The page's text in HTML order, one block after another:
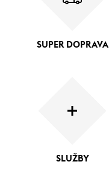
SUPER DOPRAVA
SLUŽBY